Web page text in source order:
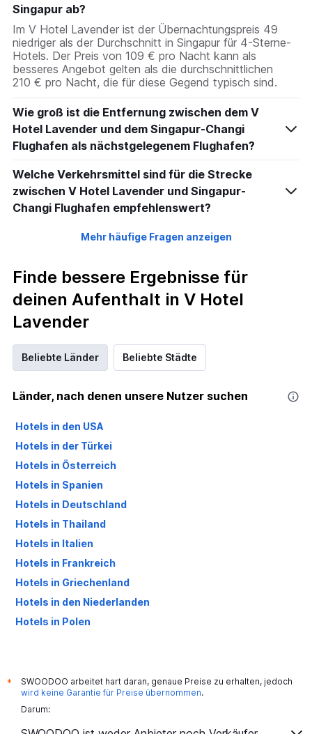
Singapur ab?
Im V Hotel Lavender ist der Übernachtungspreis 49
niedriger als der Durchschnitt in Singapur für 4-Sterne-
Hotels. Der Preis von 109 € pro Nacht kann als
besseres Angebot gelten als die durchschnittlichen
210 € pro Nacht, die für diese Gegend typisch sind.
Wie groß ist die Entfernung zwischen dem V
Hotel Lavender und dem Singapur-Changi
Flughafen als nächstgelegenem Flughafen?
Welche Verkehrsmittel sind für die Strecke
zwischen V Hotel Lavender und Singapur-
Changi Flughafen empfehlenswert?
Mehr häufige Fragen anzeigen
Finde bessere Ergebnisse für
deinen Aufenthalt in V Hotel
Lavender
Beliebte Länder Beliebte Städte
Länder, nach denen unsere Nutzer suchen
Hotels in den USA
Hotels in der Türkei
Hotels in Österreich
Hotels in Spanien
Hotels in Deutschland
Hotels in Thailand
Hotels in Italien
Hotels in Frankreich
Hotels in Griechenland
Hotels in den Niederlanden
Hotels in Polen
*
SWOODOO arbeitet hart daran, genaue Preise zu erhalten, jedoch
wird keine Garantie für Preise übernommen.
Darum: